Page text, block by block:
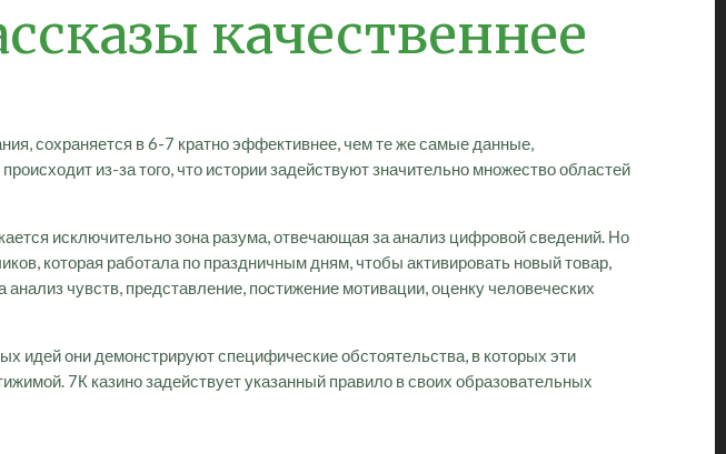
качественнее
сохраняется в 6-7 кратно эффективнее, чем те же самые данные,
из-за того, что истории задействуют значительно множество областей
исключительно зона разума, отвечающая за анализ цифровой сведений. Но
которая работала по праздничным дням, чтобы активировать новый товар,
чувств, представление, постижение мотивации, оценку человеческих
идей они демонстрируют специфические обстоятельства, в которых эти
7К казино задействует указанный правило в своих образовательных